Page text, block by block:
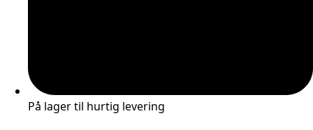
På lager til hurtig levering